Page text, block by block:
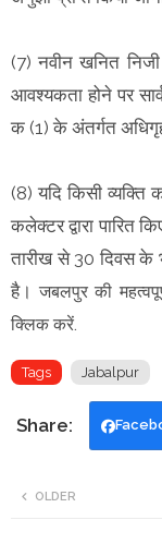
(7) नवीन खनित
आवश्यकता होने पर
क (1) के अंतर्गत
(8) यदि किसी व्यक्ति
कलेक्टर द्वारा पारित
तारीख से 30 दिवस के
है। जबलपुर की
क्लिक करें.
Tags Jabalpur
OLDER